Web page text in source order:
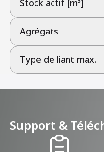
Stock actif [m³]
Agrégats
Type de liant max.
Support &